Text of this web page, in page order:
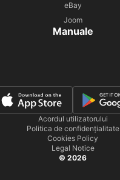
eBay
Joom
Manuale
Acordul utilizatorului
Politica de confidențialitate
Cookies Policy
Legal Notice
© 2026